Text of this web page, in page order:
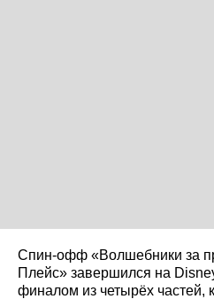
Спин-офф «Волшебники за
Плейс» завершился на
финалом из четырёх частей,